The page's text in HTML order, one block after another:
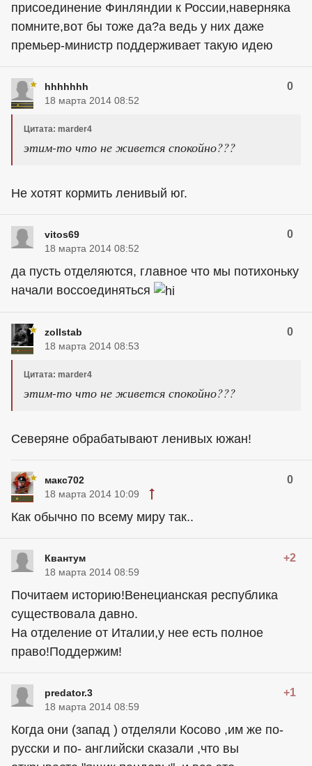
присоединение Финляндии к России,наверняка
помните,вот бы тоже да?а ведь у них даже
премьер-министр поддерживает такую идею
hhhhhhh 0
18 марта 2014 08:52
Цитата: marder4
этим-то что не живется спокойно???
Не хотят кормить ленивый юг.
vitos69 0
18 марта 2014 08:52
да пусть отделяются, главное что мы потихоньку
начали воссоединяться
zollstab 0
18 марта 2014 08:53
Цитата: marder4
этим-то что не живется спокойно???
Северяне обрабатывают ленивых южан!
макс702 0
18 марта 2014 10:09
Как обычно по всему миру так..
Квантум +2
18 марта 2014 08:59
Почитаем историю!Венецианская республика
существовала давно.
На отделение от Италии,у нее есть полное
право!Поддержим!
predator.3 +1
18 марта 2014 08:59
Когда они (запад ) отделяли Косово ,им же по-
русски и по- английски сказали ,что вы